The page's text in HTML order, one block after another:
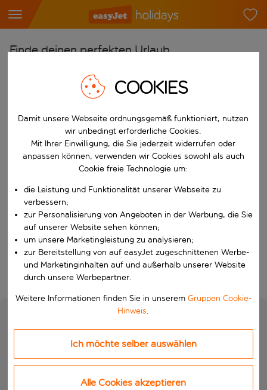
Finde deinen perfekten Urlaub
Beginne mit der Eingabe für die automatische
Flughafen wählen
Beginne mit der Eingabe für die automatische
Reiseziel wählen
Nach
Wähle ein Ab- und Rückflugdatum aus.
Reisezeitraum wählen
Wann
Wer
Suchen
COOKIES
Damit unsere Webseite ordnungsgemäß funktioniert, nutzen
wir unbedingt erforderliche Cookies.
Mit Ihrer Einwilligung, die Sie jederzeit widerrufen oder
anpassen können, verwenden wir Cookies sowohl als auch
Cookie freie Technologie um:
die Leistung und Funktionalität unserer Webseite zu
verbessern;
zur Personalisierung von Angeboten in der Werbung, die Sie
auf unserer Website sehen können;
um unsere Marketingleistung zu analysieren;
zur Bereitstellung von auf easyJet zugeschnittenen Werbe-
und Marketinginhalten auf und außerhalb unserer Website
durch unsere Werbepartner.
Weitere Informationen finden Sie in unserem Gruppen Cookie-
Hinweis.
Ich möchte selber auswählen
Alle Cookies akzeptieren